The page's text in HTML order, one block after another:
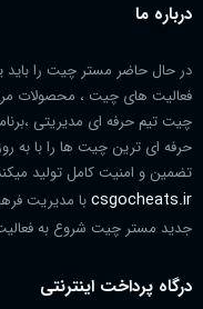
درباره ما
در حال حاضر مستر چیت را باید
فعالیت های چیت ، محصولات
چیت تیم حرفه ای مدیریتی
حرفه ای ترین چیت ها را با به
تضمین و امنیت کامل تولید میکند.
csgocheats.irبا مدیریت
جدید مستر چیت شروع به
درگاه پرداخت اینترنتی